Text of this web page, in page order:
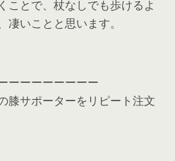
ことで、杖なしでも歩けるよ
凄いことと思います。
ーーーーーーーー
膝サポーターをリピート注文